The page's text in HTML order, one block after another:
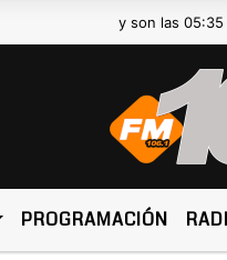
2026 y son las 05:35 -
PROGRAMACIÓN